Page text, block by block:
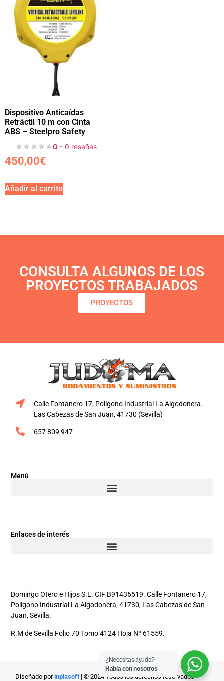
Dispositivo Anticaídas
Retráctil 10 m con Cinta
ABS – Steelpro Safety
0 - 0 reseñas
450,00€
Añadir al carrito
CONSULTA ALGUNOS DE LOS
PROYECTOS TRABAJADOS
PROYECTOS
Calle Fontanero 17, Polígono Industrial La Algodonera.
Las Cabezas de San Juan, 41730 (Sevilla)
657 809 947
Menú
Enlaces de interés
Domingo Otero e Hijos S.L. CIF B91436519. Calle Fontanero 17,
Polígono Industrial La Algodonera, 41730, Las Cabezas de San
Juan, Sevilla.
R.M de Sevilla Folio 70 Tomo 4124 Hoja Nº 61559.
Diseñado porinplasoft | © 2024 Todos los derechos reservados
¿Necesitas ayuda?
Habla con nosotros